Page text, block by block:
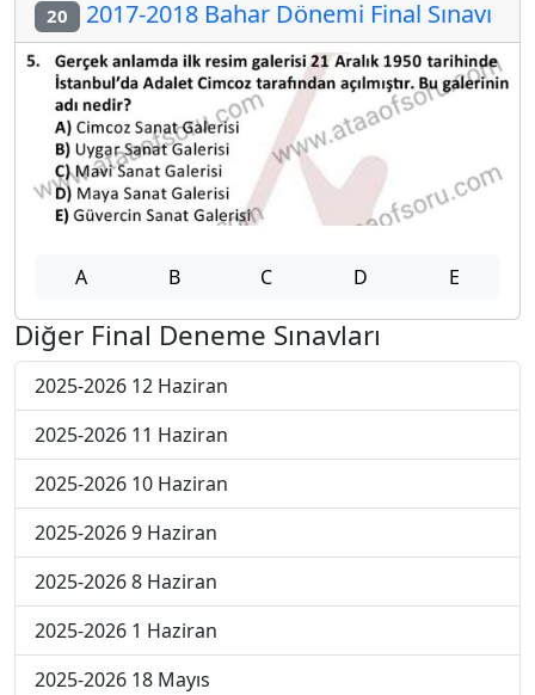
20 2017-2018 Bahar Dönemi Final Sınavı
A B C D E
Diğer Final Deneme Sınavları
2025-2026 12 Haziran
2025-2026 11 Haziran
2025-2026 10 Haziran
2025-2026 9 Haziran
2025-2026 8 Haziran
2025-2026 1 Haziran
2025-2026 18 Mayıs